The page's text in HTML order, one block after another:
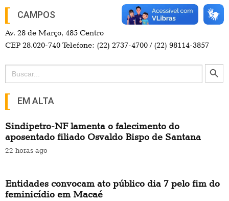
CAMPOS
Av. 28 de Março, 485 Centro
CEP 28.020-740 Telefone: (22) 2737-4700 / (22) 98114-3857
Search
for:
Search Button
EM ALTA
Sindipetro-NF lamenta o falecimento do
aposentado filiado Osvaldo Bispo de Santana
22 horas ago
Entidades convocam ato público dia 7 pelo fim do
feminicídio em Macaé